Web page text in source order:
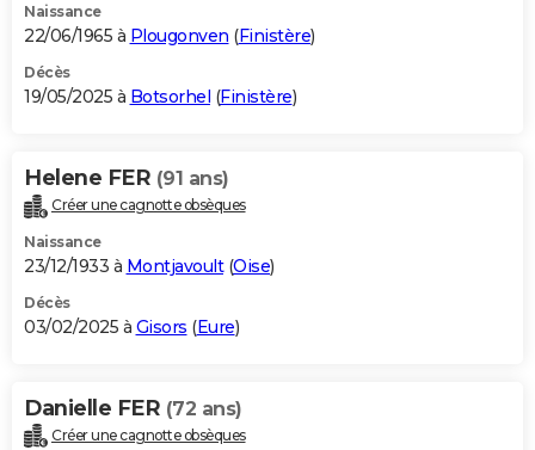
Naissance
22/06/1965 à Plougonven (Finistère)
Décès
19/05/2025 à Botsorhel (Finistère)
Helene FER (91 ans)
Créer une cagnotte obsèques
Naissance
23/12/1933 à Montjavoult(Oise)
Décès
03/02/2025 à Gisors (Eure)
Danielle FER (72 ans)
Créer une cagnotte obsèques